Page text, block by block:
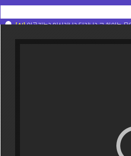
[AI]인공지능, 머신러닝, 딥러닝? 대체 차이가